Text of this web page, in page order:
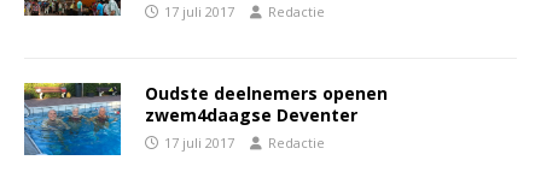
17 juli 2017 Redactie
Oudste deelnemers openen
zwem4daagse Deventer
17 juli 2017 Redactie